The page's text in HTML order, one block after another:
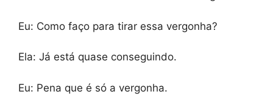
Eu: Como faço para tirar essa vergonha?
Ela: Já está quase conseguindo.
Eu: Pena que é só a vergonha.